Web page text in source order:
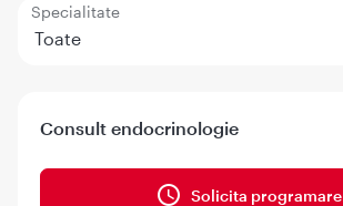
Specialitate
Toate
Consult endocrinologie
Solicita programare